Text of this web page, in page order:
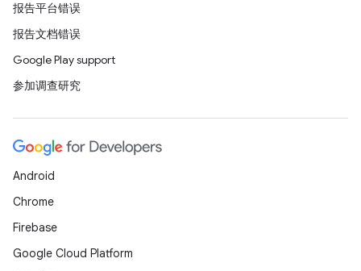
报告平台错误
报告文档错误
Google Play support
参加调查研究
Android
Chrome
Firebase
Google Cloud Platform